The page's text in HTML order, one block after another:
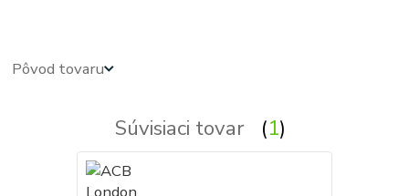
Pôvod tovaru
Súvisiaci tovar 1